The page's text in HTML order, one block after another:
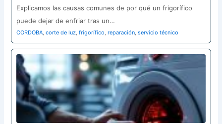
Explicamos las causas comunes de por qué un frigorífico
puede dejar de enfriar tras un…
CORDOBA,corte de luz,frigorífico,reparación,servicio técnico